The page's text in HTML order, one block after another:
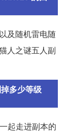
及随机雷电随
人之谜五人副
多少等级
起走进副本的